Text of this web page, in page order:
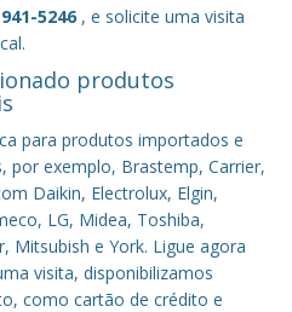
5246 , e solicite uma visita
produtos
para produtos importados e
por exemplo, Brastemp, Carrier,
Daikin, Electrolux, Elgin,
LG, Midea, Toshiba,
Mitsubish e York. Ligue agora
visita, disponibilizamos
como cartão de crédito e